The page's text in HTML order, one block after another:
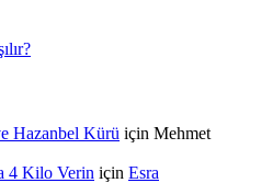
Hazanbel Kürü için Mehmet
4 Kilo Verin için Esra